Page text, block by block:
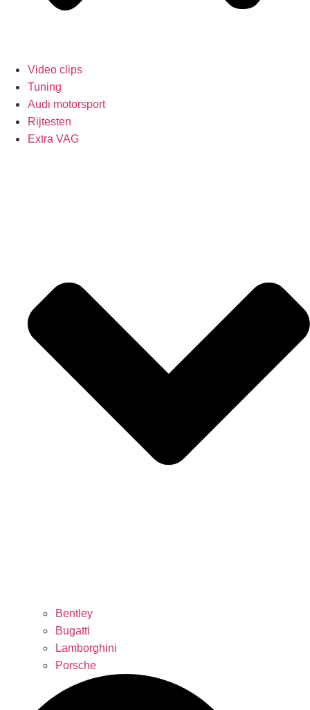
Video clips
Tuning
Audi motorsport
Rijtesten
Extra VAG
Bentley
Bugatti
Lamborghini
Porsche